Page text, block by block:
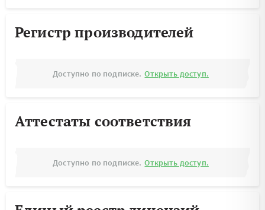
Регистр производителей
Доступно по подписке. Открыть доступ.
Аттестаты соответствия
Доступно по подписке. Открыть доступ.